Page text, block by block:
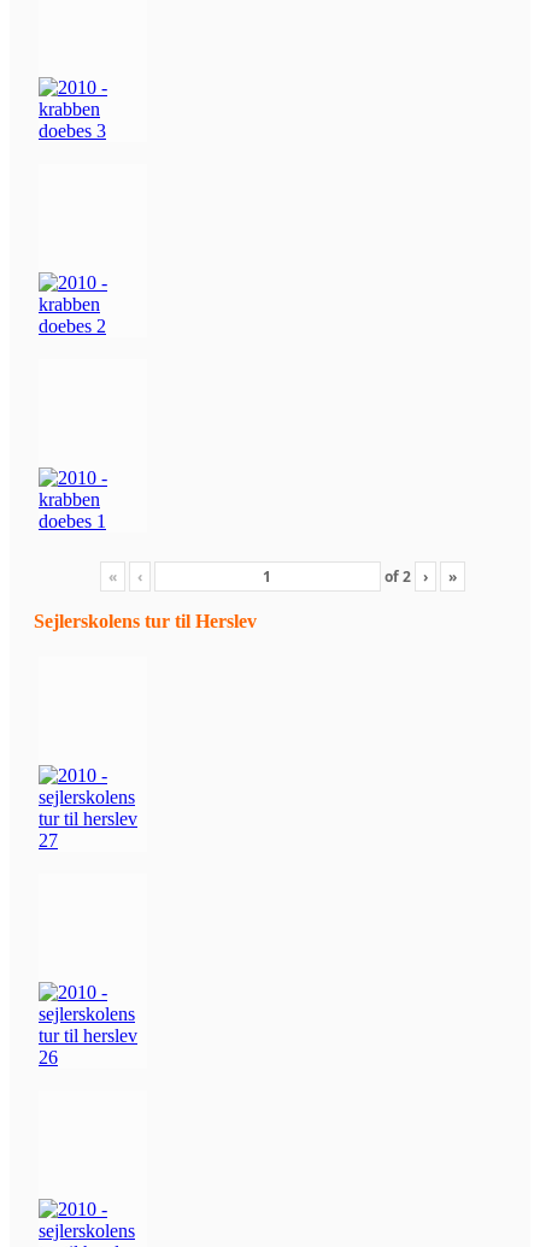
« ‹ of2 › »
Sejlerskolens tur til Herslev